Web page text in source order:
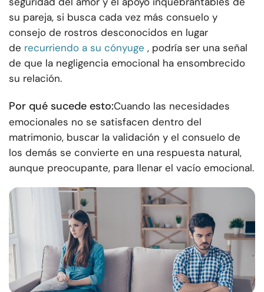
su pareja, si busca cada vez más consuelo y
consejo de rostros desconocidos en lugar
de recurriendo a su cónyuge , podría ser una señal
de que la negligencia emocional ha ensombrecido
su relación.
Por qué sucede esto:Cuando las necesidades
emocionales no se satisfacen dentro del
matrimonio, buscar la validación y el consuelo de
los demás se convierte en una respuesta natural,
aunque preocupante, para llenar el vacío emocional.